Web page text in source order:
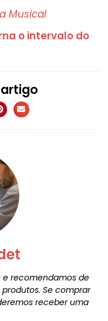
Musical
o intervalo do
e recomendamos de
Se comprar
receber uma